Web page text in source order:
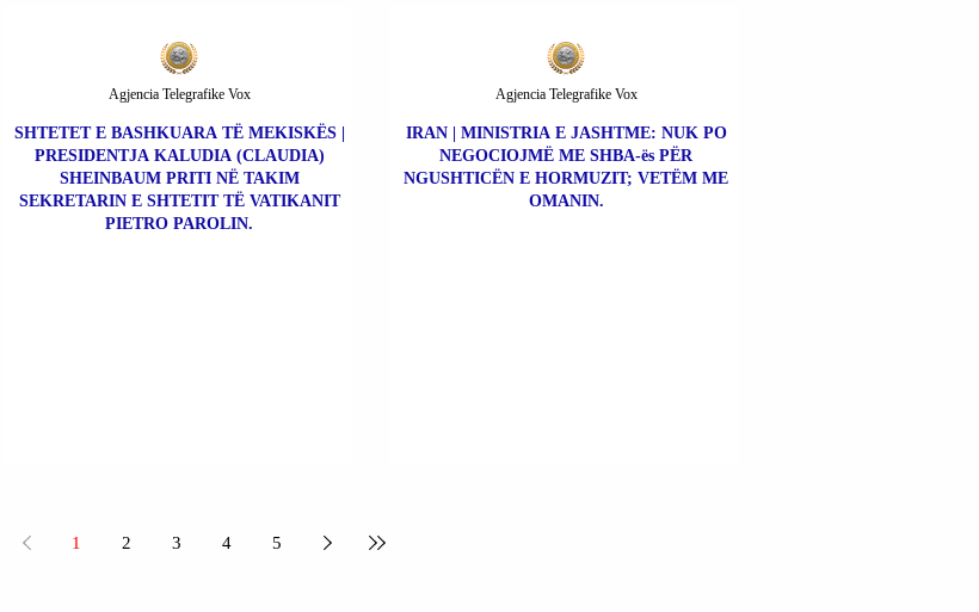
SHTETET E BASHKUARA TË MEKISKËS |
PRESIDENTJA KALUDIA (CLAUDIA)
SHEINBAUM PRITI NË TAKIM
SEKRETARIN E SHTETIT TË VATIKANIT
PIETRO PAROLIN.
Agjencia Telegrafike Vox
IRAN | MINISTRIA E JASHTME: NUK PO
NEGOCIOJMË ME SHBA-ës PËR
NGUSHTICËN E HORMUZIT; VETËM ME
OMANIN.
Agjencia Telegrafike Vox
1 2 3 4 5